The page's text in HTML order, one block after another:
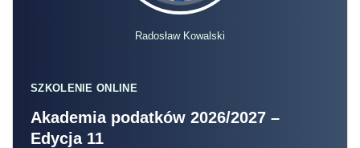
Radosław Kowalski
SZKOLENIE ONLINE
Akademia podatków 2026/2027 –
Edycja 11